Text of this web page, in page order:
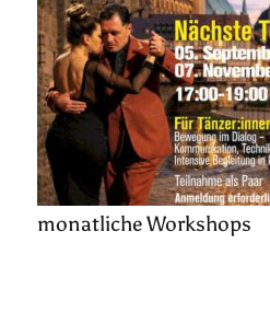
monatliche Workshops